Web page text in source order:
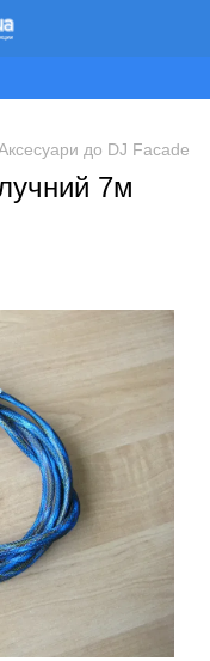
до DJ Facade
7м